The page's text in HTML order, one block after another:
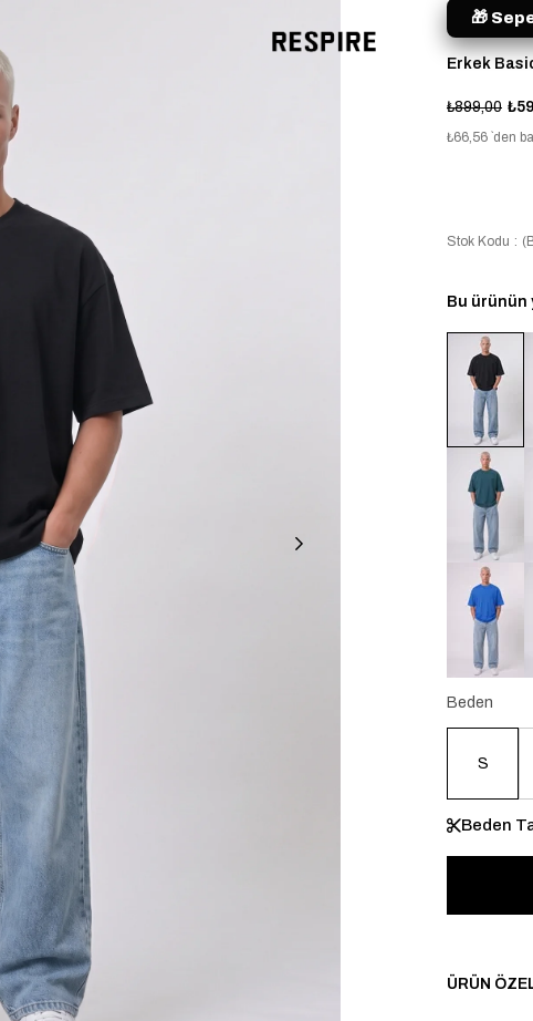
Erkek
₺899,00
₺66,56 `den
🎁
Stok Kodu
Bu ürünün
Beden
S
Beden
ÜRÜN